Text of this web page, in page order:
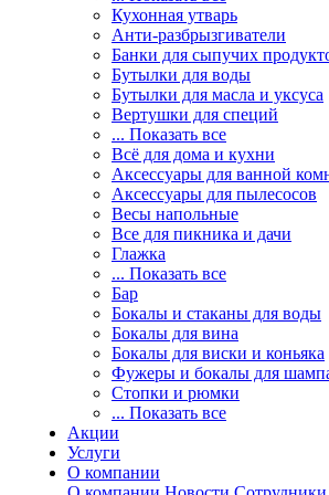
Кухонная утварь
Анти-разбрызгиватели
Банки для сыпучих
Бутылки для воды
Бутылки для масла и уксуса
Вертушки для специй
... Показать все
Всё для дома и кухни
Аксессуары для ванной
Аксессуары для пылесосов
Весы напольные
Все для пикника и дачи
Глажка
... Показать все
Бар
Бокалы и стаканы для воды
Бокалы для вина
Бокалы для виски и коньяка
Фужеры и бокалы для
Стопки и рюмки
... Показать все
Акции
Услуги
О компании